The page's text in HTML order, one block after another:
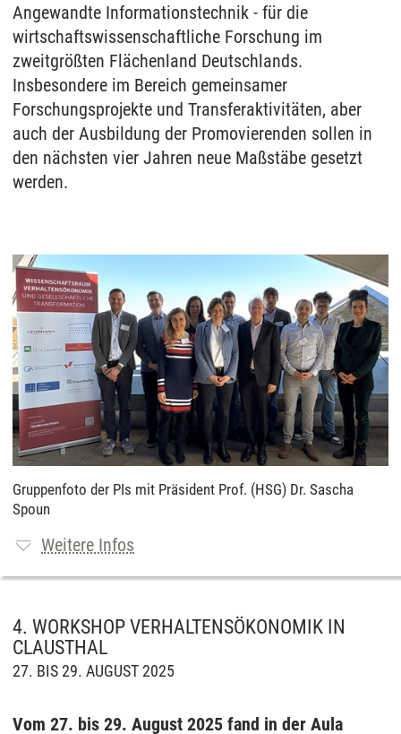
Angewandte Informationstechnik - für die
wirtschaftswissenschaftliche Forschung im
zweitgrößten Flächenland Deutschlands.
Insbesondere im Bereich gemeinsamer
Forschungsprojekte und Transferaktivitäten, aber
auch der Ausbildung der Promovierenden sollen in
den nächsten vier Jahren neue Maßstäbe gesetzt
werden.
Gruppenfoto der PIs mit Präsident Prof. (HSG) Dr. Sascha
Spoun
Weitere Infos
4. WORKSHOP VERHALTENSÖKONOMIK IN
CLAUSTHAL
27. BIS 29. AUGUST 2025
Vom 27. bis 29. August 2025 fand in der Aula